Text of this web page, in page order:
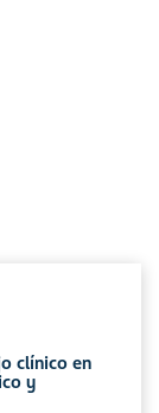
clínico en
y